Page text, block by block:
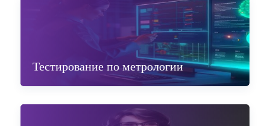
Тестирование по метрологии